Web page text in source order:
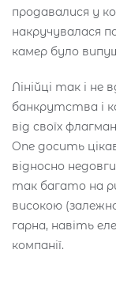
продавалися у
накручувалася
камер було
Лінійці так і не
банкрутства і
від своїх
One досить
відносно
так багато на
високою
гарна, навіть
компанії.